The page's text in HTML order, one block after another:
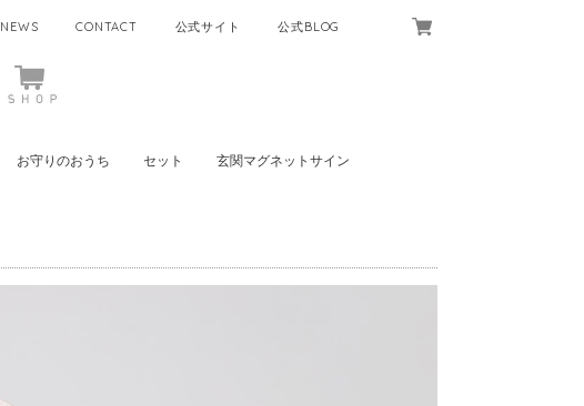
NEWS CONTACT 公式サイト 公式BLOG
お守りのおうち セット 玄関マグネットサイン